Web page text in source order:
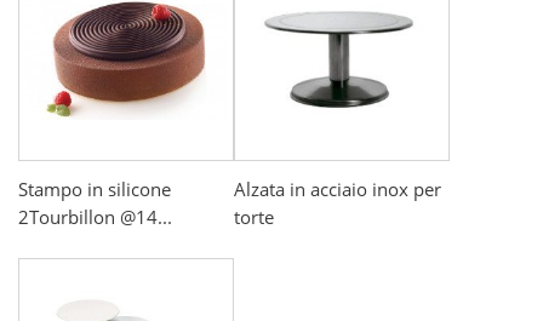
Stampo in silicone
2Tourbillon @14...
Alzata in acciaio inox per
torte